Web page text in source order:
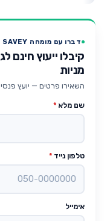
דברו עם מומחה SAVEY
קיבלו ייעוץ חינם
מניות
השאירו פרטים — יועץ פנסיוני
שם מלא *
טלפון נייד *
אימייל